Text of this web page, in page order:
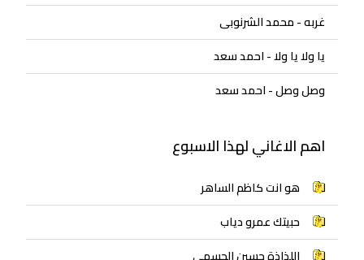
غربه - محمد الشرنوبى
يا ولا يا ولا - احمد سعد
وصل وصل - احمد سعد
اهم الاغاني لهذا الاسبوع
هو انت كاظم الساهر
حبيتك عمرو دياب